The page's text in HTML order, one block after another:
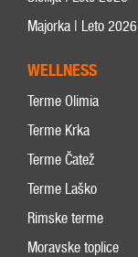
Majorka | Leto 2026
WELLNESS
Terme Olimia
Terme Krka
Terme Čatež
Terme Laško
Rimske terme
Moravske toplice